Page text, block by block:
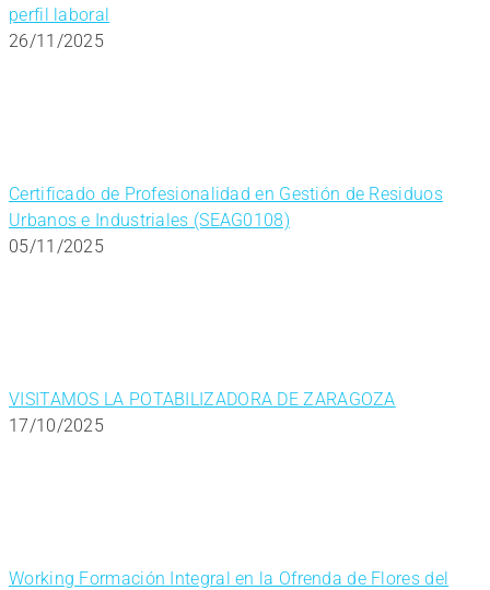
perfil laboral
26/11/2025
Certificado de Profesionalidad en Gestión de Residuos
Urbanos e Industriales (SEAG0108)
05/11/2025
VISITAMOS LA POTABILIZADORA DE ZARAGOZA
17/10/2025
Working Formación Integral en la Ofrenda de Flores del